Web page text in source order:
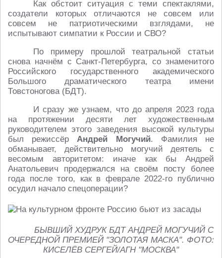
Как обстоит ситуация с теми спектаклями,
создатели которых отличаются не совсем или
совсем не патриотическими взглядами, не
испытывают симпатии к России и СВО?
По примеру прошлой театральной статьи
снова начнём с Санкт-Петербурга, со знаменитого
Российского государственного академического
Большого драматического театра имени
Товстоногова (БДТ).
И сразу же узнаем, что до апреля 2023 года
на протяжении десяти лет художественным
руководителем этого заведения высокой культуры
был режиссёрАндрей Могучий. Фамилия не
обманывает, действительно могучий деятель с
весомым авторитетом: иначе как бы Андрей
Анатольевич продержался на своём посту более
года после того, как в феврале 2022-го публично
осудил начало спецоперации?
БЫВШИЙ ХУДРУК БДТ АНДРЕЙ МОГУЧИЙ С
ОЧЕРЕДНОЙ ПРЕМИЕЙ "ЗОЛОТАЯ МАСКА". ФОТО:
КИСЕЛЁВ СЕРГЕЙ/АГН "МОСКВА"